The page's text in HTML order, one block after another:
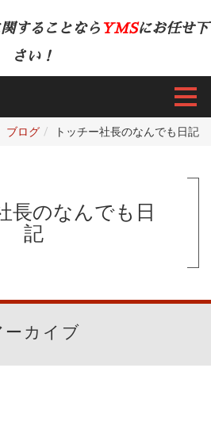
することなら YMSにお任せ下
さい！
ブログ トッチー社長のなんでも日記
長のなんでも日
記
ーカイブ